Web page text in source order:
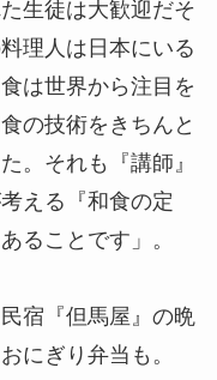
生徒は大歓迎だそ
理人は日本にいる
は世界から注目を
の技術をきちんと
。それも『講師』
える『和食の定
ることです」。
宿『但馬屋』の晩
にぎり弁当も。